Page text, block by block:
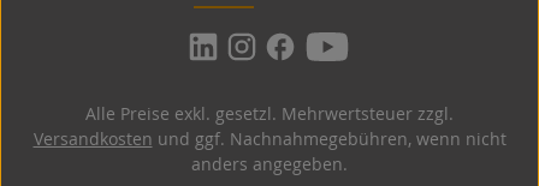
Alle Preise exkl. gesetzl. Mehrwertsteuer zzgl.
Versandkosten und ggf. Nachnahmegebühren, wenn nicht
anders angegeben.